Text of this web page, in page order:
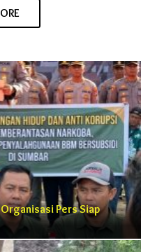
Pers Siap